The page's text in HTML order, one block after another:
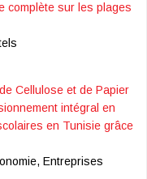
complète sur les plages
Cellulose et de Papier
intégral en
en Tunisie grâce
Entreprises